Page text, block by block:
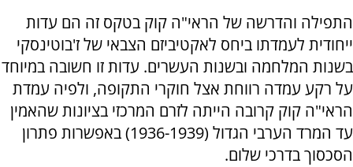
התפילה והדרשה של הראי"ה קוק בטקס זה הם עדות
ייחודית לעמדתו ביחס לאקטיביזם הצבאי של ז'בוטינסקי
בשנות המלחמה ובשנות העשרים. עדות זו חשובה במיוחד
על רקע עמדה רווחת אצל חוקרי התקופה, ולפיה עמדת
הראי"ה קוק קרובה הייתה לזרם המרכזי בציונות שהאמין
עד המרד הערבי הגדול (1936-1939) באפשרות פתרון
הסכסוך בדרכי שלום.